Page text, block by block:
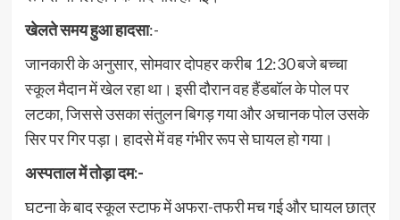
खेलते समय हुआ हादसा:-
जानकारी के अनुसार, सोमवार दोपहर करीब 12:30 बजे बच्चा
स्कूल मैदान में खेल रहा था। इसी दौरान वह हैंडबॉल के पोल पर
लटका, जिससे उसका संतुलन बिगड़ गया और अचानक पोल उसके
सिर पर गिर पड़ा। हादसे में वह गंभीर रूप से घायल हो गया।
अस्पताल में तोड़ा दम:-
घटना के बाद स्कूल स्टाफ में अफरा-तफरी मच गई और घायल छात्र